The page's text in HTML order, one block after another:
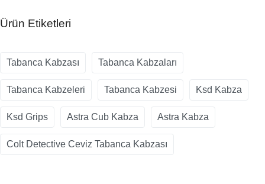
Ürün Etiketleri
Tabanca Kabzası Tabanca Kabzaları
Tabanca Kabzeleri Tabanca Kabzesi Ksd Kabza
Ksd Grips Astra Cub Kabza Astra Kabza
Colt Detective Ceviz Tabanca Kabzası